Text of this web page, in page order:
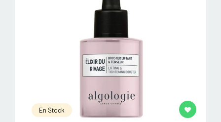
En Stock